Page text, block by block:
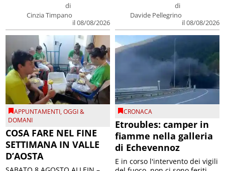
di
Cinzia Timpano
il 08/08/2026
di
Davide Pellegrino
il 08/08/2026
APPUNTAMENTI,OGGI &
DOMANI
COSA FARE NEL FINE
SETTIMANA IN VALLE
D’AOSTA
CRONACA
Etroubles: camper in
fiamme nella galleria
di Echevennoz
E in corso l'intervento dei vigili